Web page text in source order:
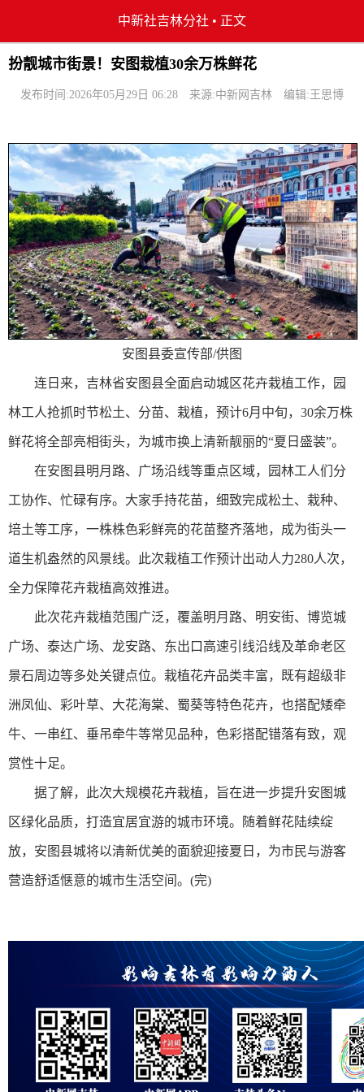
中新社吉林分社 • 正文
扮靓城市街景！安图栽植30余万株鲜花
发布时间:2026年05月29日 06:28 来源:中新网吉林 编辑:王思博
安图县委宣传部/供图
连日来，吉林省安图县全面启动城区花卉栽植工作，园
林工人抢抓时节松土、分苗、栽植，预计6月中旬，30余万株
鲜花将全部亮相街头，为城市换上清新靓丽的“夏日盛装”。
在安图县明月路、广场沿线等重点区域，园林工人们分
工协作、忙碌有序。大家手持花苗，细致完成松土、栽种、
培土等工序，一株株色彩鲜亮的花苗整齐落地，成为街头一
道生机盎然的风景线。此次栽植工作预计出动人力280人次，
全力保障花卉栽植高效推进。
此次花卉栽植范围广泛，覆盖明月路、明安街、博览城
广场、泰达广场、龙安路、东出口高速引线沿线及革命老区
景石周边等多处关键点位。栽植花卉品类丰富，既有超级非
洲凤仙、彩叶草、大花海棠、蜀葵等特色花卉，也搭配矮牵
牛、一串红、垂吊牵牛等常见品种，色彩搭配错落有致，观
赏性十足。
据了解，此次大规模花卉栽植，旨在进一步提升安图城
区绿化品质，打造宜居宜游的城市环境。随着鲜花陆续绽
放，安图县城将以清新优美的面貌迎接夏日，为市民与游客
营造舒适惬意的城市生活空间。(完)